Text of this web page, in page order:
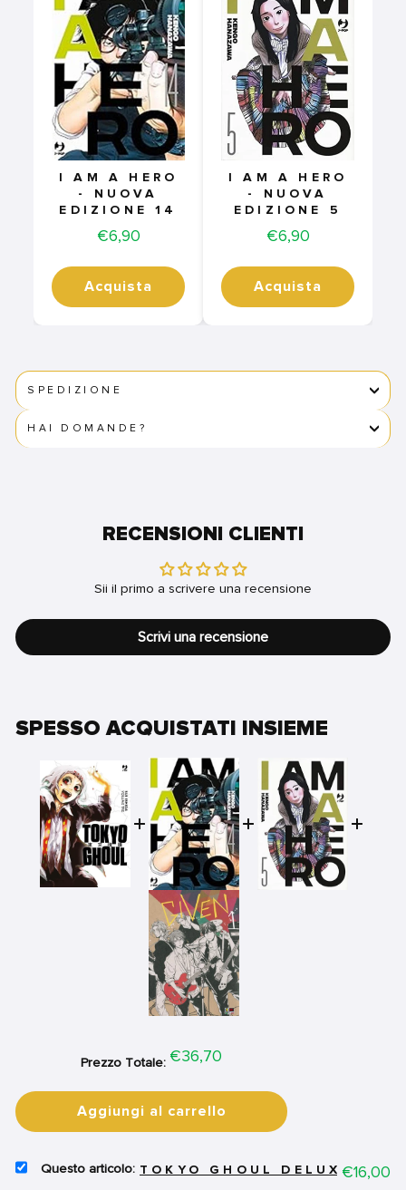
I AM A HERO
- NUOVA
EDIZIONE 14
Price
€6,90
Acquista
I AM A HERO
- NUOVA
EDIZIONE 5
Price
€6,90
Acquista
SPEDIZIONE
HAI DOMANDE?
RECENSIONI CLIENTI
Sii il primo a scrivere una recensione
Scrivi una recensione
SPESSO ACQUISTATI INSIEME
Prezzo Totale: Price
€36,70
Aggiungi al carrello
SELECT
TOKYO GHOUL DELUXEPrice
€16,00